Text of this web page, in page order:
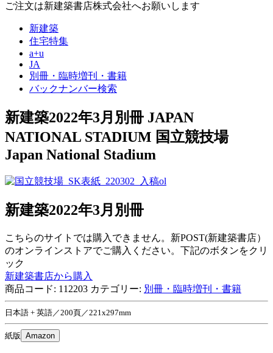
ご注文は新建築書店株式会社へお願いします
新建築
住宅特集
a+u
JA
別冊・臨時増刊・書籍
バックナンバー検索
新建築2022年3月別冊 JAPAN
NATIONAL STADIUM 国立競技場
Japan National Stadium
新建築2022年3月別冊
こちらのサイトでは購入できません。新POST(新建築書店）
のオンラインストアでご購入ください。下記のボタンをクリ
ック
新建築書店から購入
商品コード: 112203 カテゴリー: 別冊・臨時増刊・書籍
日本語 + 英語／200頁／221x297mm
紙版 Amazon